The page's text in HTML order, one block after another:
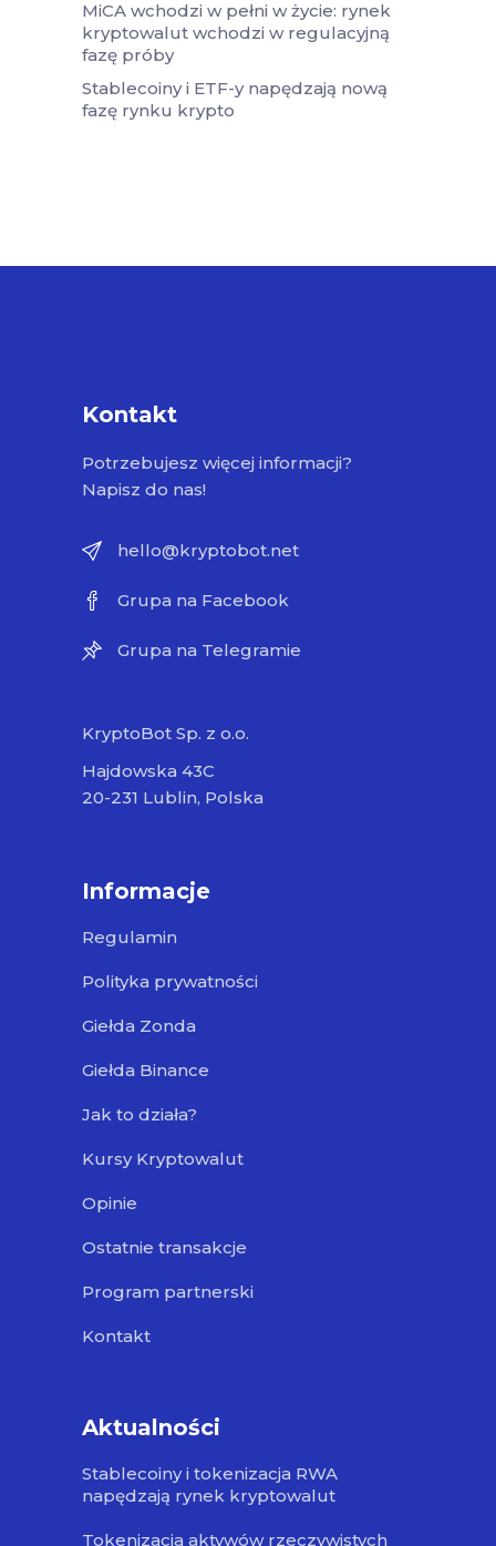
MiCA wchodzi w pełni w życie: rynek
kryptowalut wchodzi w regulacyjną
fazę próby
Stablecoiny i ETF-y napędzają nową
fazę rynku krypto
Kontakt
Potrzebujesz więcej informacji?
Napisz do nas!
hello@kryptobot.net
Grupa na Facebook
Grupa na Telegramie
KryptoBot Sp. z o.o.
Hajdowska 43C
20-231 Lublin, Polska
Informacje
Regulamin
Polityka prywatności
Giełda Zonda
Giełda Binance
Jak to działa?
Kursy Kryptowalut
Opinie
Ostatnie transakcje
Program partnerski
Kontakt
Aktualności
Stablecoiny i tokenizacja RWA
napędzają rynek kryptowalut
Tokenizacja aktywów rzeczywistych